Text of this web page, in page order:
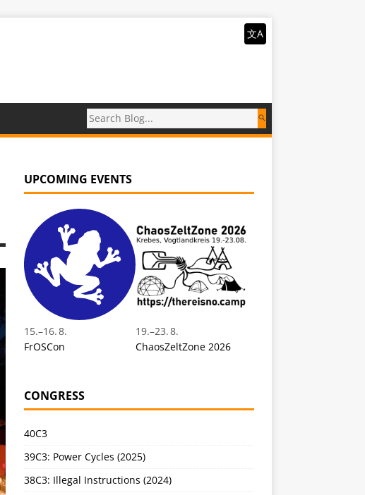
文A
UPCOMING EVENTS
15.–16. 8.
FrOSCon
19.–23. 8.
ChaosZeltZone 2026
CONGRESS
40C3
39C3: Power Cycles (2025)
38C3: Illegal Instructions (2024)